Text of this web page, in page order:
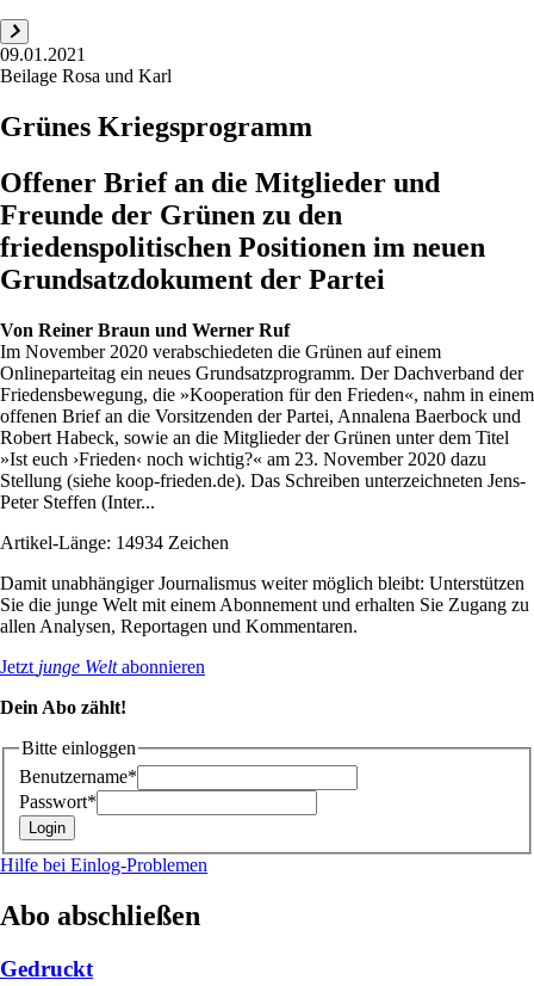
09.01.2021
Beilage Rosa und Karl
Grünes Kriegsprogramm
Offener Brief an die Mitglieder und
Freunde der Grünen zu den
friedenspolitischen Positionen im neuen
Grundsatzdokument der Partei
Von Reiner Braun und Werner Ruf
Im November 2020 verabschiedeten die Grünen auf einem
Onlineparteitag ein neues Grundsatzprogramm. Der Dachverband der
Friedensbewegung, die »Kooperation für den Frieden«, nahm in einem
offenen Brief an die Vorsitzenden der Partei, Annalena Baerbock und
Robert Habeck, sowie an die Mitglieder der Grünen unter dem Titel
»Ist euch ›Frieden‹ noch wichtig?« am 23. November 2020 dazu
Stellung (siehe koop-frieden.de). Das Schreiben unterzeichneten Jens-
Peter Steffen (Inter...
Artikel-Länge: 14934 Zeichen
Damit unabhängiger Journalismus weiter möglich bleibt: Unterstützen
Sie die junge Welt mit einem Abonnement und erhalten Sie Zugang zu
allen Analysen, Reportagen und Kommentaren.
Jetzt junge Weltabonnieren
Dein Abo zählt!
Bitte einloggen
Benutzername*
Passwort*
Hilfe bei Einlog-Problemen
Abo abschließen
Gedruckt